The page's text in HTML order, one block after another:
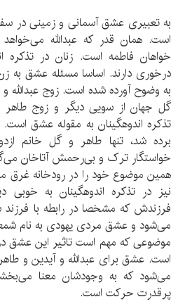
به تعبیری عشق آسمانی و زمینی در
است. همان قدر که عبدالله
خواهان فاطمه است. زنان در
درخوری دارند. اساسا مسئله عشق به
به وضوح آورده شده است. زوج عبدالله
گل جهان از سویی دیگر و زوج طاهر
تذکره اندوهگینان به مقوله عشق
برده شد، تنها طاهر و گل خانم
خواستگار ترک و بی‌رحمش آتاخان
همین موضوع خود را در رودخانه غرق
نیز در تذکره اندوهگینان به
فرزندش که مشخصا در رابطه با
می‌شود و عشق مردی یهودی به نام
موضوعی که مهم است تاثیر این
است. عشق برای عبدالله و آیدین و
می‌شود که به وجودشان معنا
پرقدرت حرکت است.